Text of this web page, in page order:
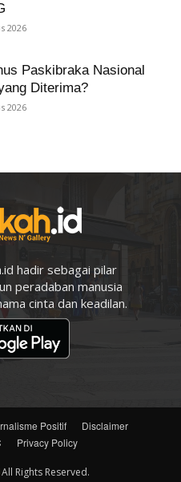
2026
Paskibraka Nasional
Diterima?
2026
hadir sebagai pilar
peradaban manusia
cinta dan keadilan.
Positif
Disclaimer
Privacy Policy
All Rights Reserved.